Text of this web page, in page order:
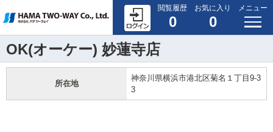
閲覧履歴
0
お気に入り
0
メニュー
OK(オーケー) 妙蓮寺店
所在地
神奈川県横浜市港北区菊名１丁目9-3
3